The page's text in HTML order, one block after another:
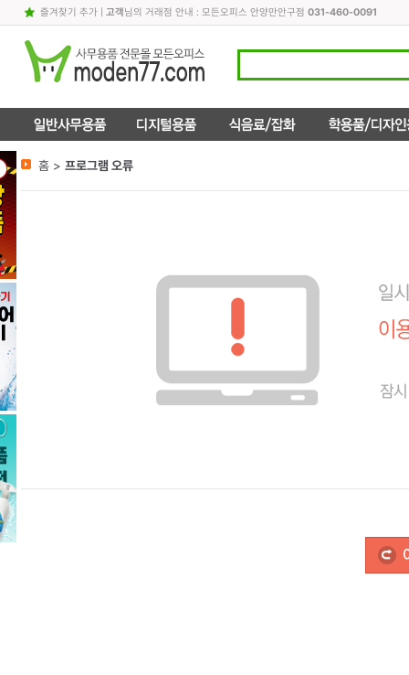
즐겨찾기 추가| 고객님의 거래점 안내 : 모든오피스 안양만안구점 031-460-0091
홈 > 프로그램 오류